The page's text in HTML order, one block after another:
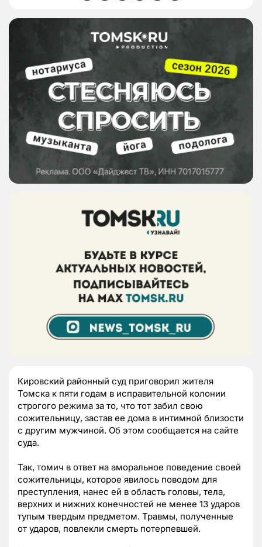
Кировский районный суд приговорил жителя
Томска к пяти годам в исправительной колонии
строгого режима за то, что тот забил свою
сожительницу, застав ее дома в интимной близости
с другим мужчиной. Об этом сообщается на сайте
суда.
Так, томич в ответ на аморальное поведение своей
сожительницы, которое явилось поводом для
преступления, нанес ей в область головы, тела,
верхних и нижних конечностей не менее 13 ударов
тупым твердым предметом. Травмы, полученные
от ударов, повлекли смерть потерпевшей.